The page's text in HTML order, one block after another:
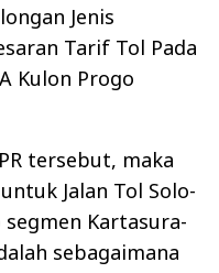
Jenis
Tarif Tol Pada
Kulon Progo
tersebut, maka
Jalan Tol Solo-
Kartasura-
sebagaimana